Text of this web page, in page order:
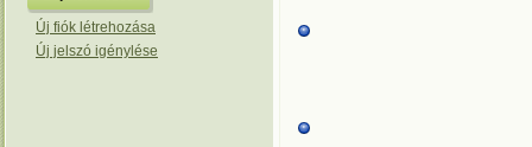
Új fiók létrehozása
Új jelszó igénylése